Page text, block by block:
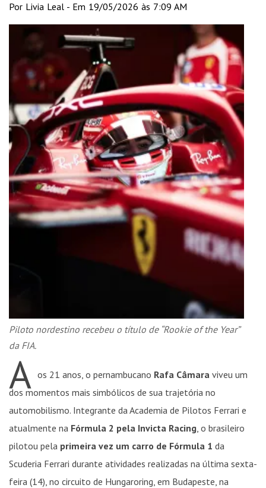
Por Livia Leal - Em 19/05/2026 às 7:09 AM
Piloto nordestino recebeu o título de “Rookie of the Year”
da FIA.
A os 21 anos, o pernambucano Rafa Câmara viveu um
dos momentos mais simbólicos de sua trajetória no
automobilismo. Integrante da Academia de Pilotos Ferrari e
atualmente na Fórmula 2 pela Invicta Racing, o brasileiro
pilotou pela primeira vez um carro de Fórmula 1 da
Scuderia Ferrari durante atividades realizadas na última sexta-
feira (14), no circuito de Hungaroring, em Budapeste, na